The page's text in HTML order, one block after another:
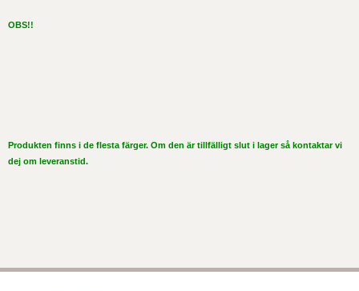
OBS!!
Produkten finns i de flesta färger. Om den är tillfälligt slut i lager så kontaktar vi
dej om leveranstid.